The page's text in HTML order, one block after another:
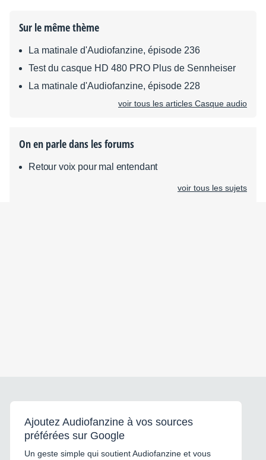
Sur le même thème
La matinale d'Audiofanzine, épisode 236
Test du casque HD 480 PRO Plus de Sennheiser
La matinale d'Audiofanzine, épisode 228
voir tous les articles Casque audio
On en parle dans les forums
Retour voix pour mal entendant
voir tous les sujets
Ajoutez Audiofanzine à vos sources
préférées sur Google
Un geste simple qui soutient Audiofanzine et vous